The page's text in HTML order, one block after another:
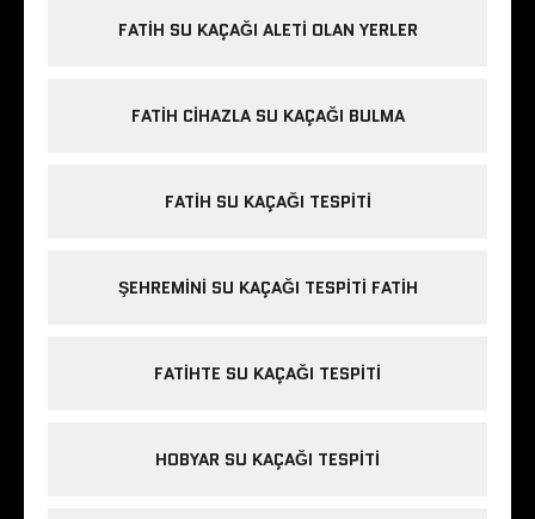
FATIH SU KAÇAĞI ALETI OLAN YERLER
FATIH CIHAZLA SU KAÇAĞI BULMA
FATIH SU KAÇAĞI TESPITI
ŞEHREMINI SU KAÇAĞI TESPITI FATIH
FATIHTE SU KAÇAĞI TESPITI
HOBYAR SU KAÇAĞI TESPITI